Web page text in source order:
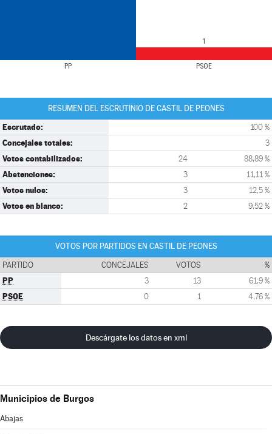
PP PSOE
1
RESUMEN DEL ESCRUTINIO DE CASTIL DE PEONES
Escrutado: 100 %
Concejales totales: 3
Votos contabilizados: 24 88,89 %
Abstenciones: 3 11,11 %
Votos nulos: 3 12,5 %
Votos en blanco: 2 9,52 %
VOTOS POR PARTIDOS EN CASTIL DE PEONES
PARTIDO CONCEJALES VOTOS %
PP 3 13 61,9 %
PSOE 0 1 4,76 %
Descárgate los datos en xml
Municipios de Burgos
Abajas